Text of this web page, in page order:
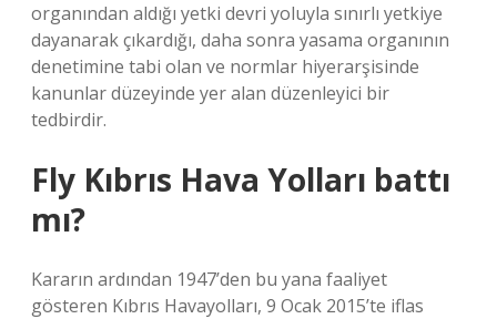
organından aldığı yetki devri yoluyla sınırlı yetkiye
dayanarak çıkardığı, daha sonra yasama organının
denetimine tabi olan ve normlar hiyerarşisinde
kanunlar düzeyinde yer alan düzenleyici bir
tedbirdir.
Fly Kıbrıs Hava Yolları battı
mı?
Kararın ardından 1947’den bu yana faaliyet
gösteren Kıbrıs Havayolları, 9 Ocak 2015’te iflas